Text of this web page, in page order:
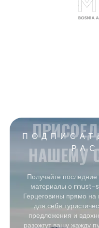
НАШЕМУ
Получайте
материалы о must-
Герцеговины прямо
для себя
предложения и
разожгут вашу жажду